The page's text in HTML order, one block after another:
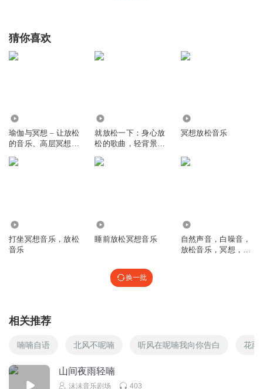
猜你喜欢
瑜伽与冥想 – 让放松
的音乐、高层冥想的
伽课的背景音乐，冥
就放松一下：身心放
松的歌曲，轻背景音
乐
冥想放松音乐
打坐冥想音乐，放松
音乐
睡前放松冥想音乐
自然声音，白噪音，
放松音乐，冥想，背
换一批
相关推荐
喃喃自语 北风不呢喃 听风在呢喃我向你告白 花雨
山间夜雨轻喃
沫沫音乐剧场 403